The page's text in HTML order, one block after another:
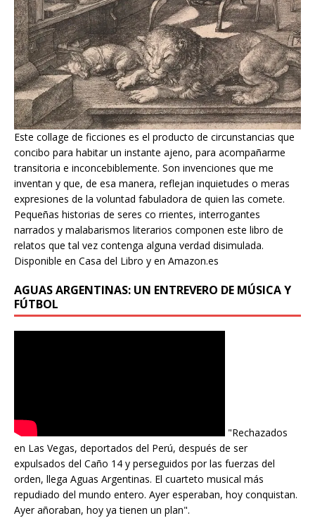
Este collage de ficciones es el producto de circunstancias que
concibo para habitar un instante ajeno, para acompañarme
transitoria e inconcebiblemente. Son invenciones que me
inventan y que, de esa manera, reflejan inquietudes o meras
expresiones de la voluntad fabuladora de quien las comete.
Pequeñas historias de seres co rrientes, interrogantes
narrados y malabarismos literarios componen este libro de
relatos que tal vez contenga alguna verdad disimulada.
Disponible en Casa del Libro y en Amazon.es
AGUAS ARGENTINAS: UN ENTREVERO DE MÚSICA Y
FÚTBOL
"Rechazados
en Las Vegas, deportados del Perú, después de ser
expulsados del Caño 14 y perseguidos por las fuerzas del
orden, llega Aguas Argentinas. El cuarteto musical más
repudiado del mundo entero. Ayer esperaban, hoy conquistan.
Ayer añoraban, hoy ya tienen un plan".